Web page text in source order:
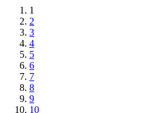
1
2
3
4
5
6
7
8
9
10